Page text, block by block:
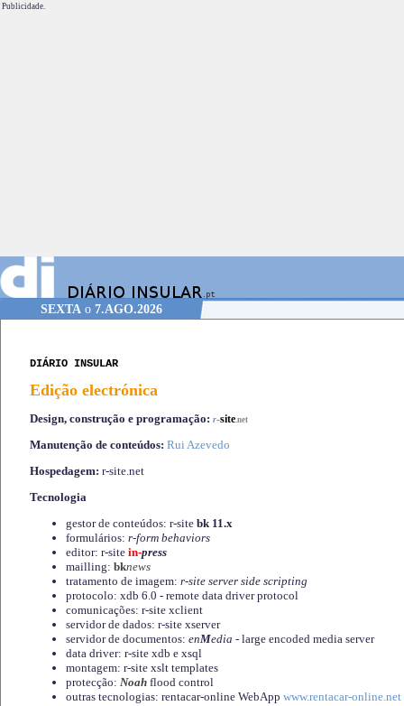
Publicidade.
SEXTA o 7.AGO.2026
DIÁRIO INSULAR
Edição electrónica
Design, construção e programação: r-site.net
Manutenção de conteúdos: Rui Azevedo
Hospedagem: r-site.net
Tecnologia
gestor de conteúdos: r-site bk 11.x
formulários: r-form behaviors
editor: r-site in-press
mailling: bknews
tratamento de imagem: r-site server side scripting
protocolo: xdb 6.0 - remote data driver protocol
comunicações: r-site xclient
servidor de dados: r-site xserver
servidor de documentos: enMedia - large encoded media server
data driver: r-site xdb e xsql
montagem: r-site xslt templates
protecção: Noah flood control
outras tecnologias: rentacar-online WebApp www.rentacar-online.net